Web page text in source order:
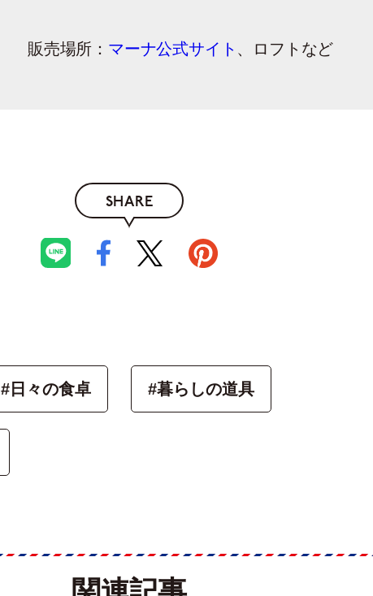
販売場所： マーナ公式サイト 、ロフトなど
SHARE
#日々の食卓 #暮らしの道具